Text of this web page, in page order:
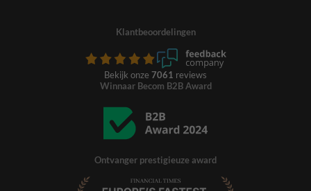
Klantbeoordelingen
Bekijk onze 7061 reviews
Winnaar Becom B2B Award
Ontvanger prestigieuze award